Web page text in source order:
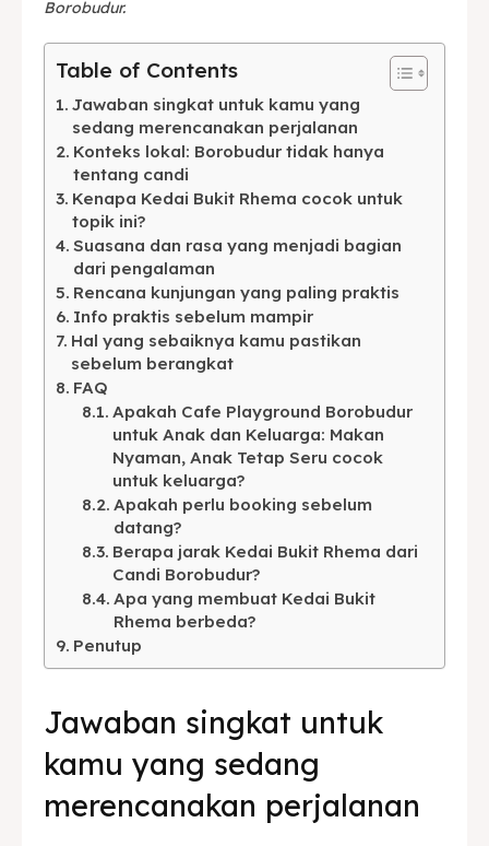
Borobudur.
Table of Contents
Jawaban singkat untuk kamu yang
sedang merencanakan perjalanan
Konteks lokal: Borobudur tidak hanya
tentang candi
Kenapa Kedai Bukit Rhema cocok untuk
topik ini?
Suasana dan rasa yang menjadi bagian
dari pengalaman
Rencana kunjungan yang paling praktis
Info praktis sebelum mampir
Hal yang sebaiknya kamu pastikan
sebelum berangkat
FAQ
Apakah Cafe Playground Borobudur
untuk Anak dan Keluarga: Makan
Nyaman, Anak Tetap Seru cocok
untuk keluarga?
Apakah perlu booking sebelum
datang?
Berapa jarak Kedai Bukit Rhema dari
Candi Borobudur?
Apa yang membuat Kedai Bukit
Rhema berbeda?
Penutup
Jawaban singkat untuk
kamu yang sedang
merencanakan perjalanan